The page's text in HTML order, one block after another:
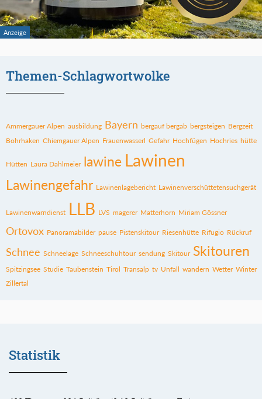
Themen-Schlagwortwolke
Ammergauer Alpen ausbildung Bayern bergauf bergab bergsteigen Bergzeit
Bohrhaken Chiemgauer Alpen Frauenwasserl Gefahr Hochfügen Hochries hütte
Hütten Laura Dahlmeier lawine Lawinen
Lawinengefahr Lawinenlagebericht Lawinenverschüttetensuchgerät
Lawinenwarndienst LLB LVS magerer Matterhorn Miriam Gössner
Ortovox Panoramabilder pause Pistenskitour Riesenhütte Rifugio Rückruf
Schnee Schneelage Schneeschuhtour sendung Skitour Skitouren
Spitzingsee Studie Taubenstein Tirol Transalp tv Unfall wandern Wetter Winter
Zillertal
Statistik